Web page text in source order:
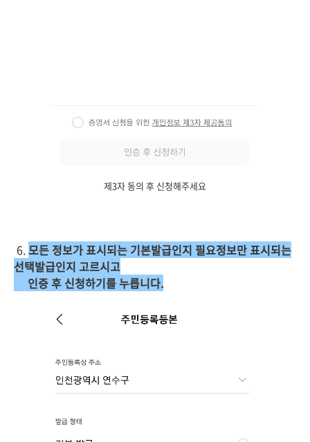
제3자 동의 후 신청해주세요
6.모든 정보가 표시되는 기본발급인지 필요정보만 표시되는
선택발급인지 고르시고
인증 후 신청하기를 누릅니다.